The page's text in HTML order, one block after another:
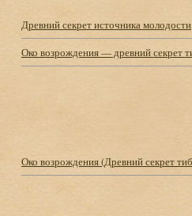
Древний секрет источника молодости
Око возрождения — древний секрет
Око возрождения (Древний секрет